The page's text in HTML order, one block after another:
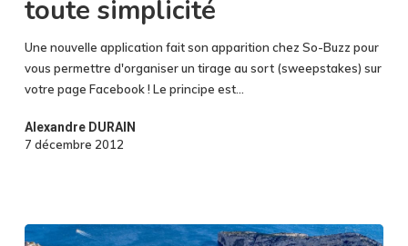
en
simplicité
toute simplicité
Une nouvelle application fait son apparition chez So-Buzz pour
vous permettre d'organiser un tirage au sort (sweepstakes) sur
votre page Facebook ! Le principe est…
Alexandre DURAIN
7 décembre 2012